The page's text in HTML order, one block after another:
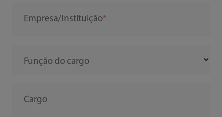
Empresa/Instituição
Função do cargo
Cargo